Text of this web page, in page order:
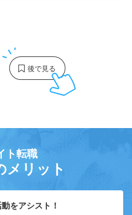
ト転職
メリット
をアシスト！